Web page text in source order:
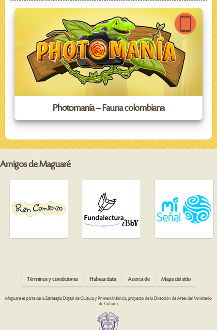
Photomanía – Fauna colombiana
Amigos de Maguaré
Términos y condiciones Habeas data Acerca de Mapa del sitio
Maguaré es parte de la Estrategia Digital de Cultura y Primera Infancia, proyecto de la Dirección de Artes del Ministerio
de Cultura.